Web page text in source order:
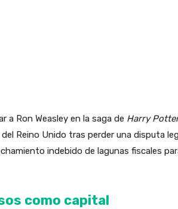
Ron Weasley en la saga de Harry
Reino Unido tras perder una disputa
indebido de lagunas fiscales
como capital